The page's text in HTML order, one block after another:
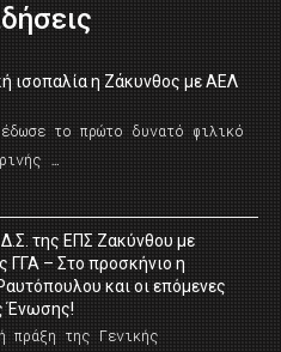
ισοπαλία η Ζάκυνθος με ΑΕΛ
το πρώτο δυνατό φιλικό
…
της ΕΠΣ Ζακύνθου με
ΓΓΑ – Στο προσκήνιο η
και οι επόμενες
Ένωσης!
πράξη της Γενικής